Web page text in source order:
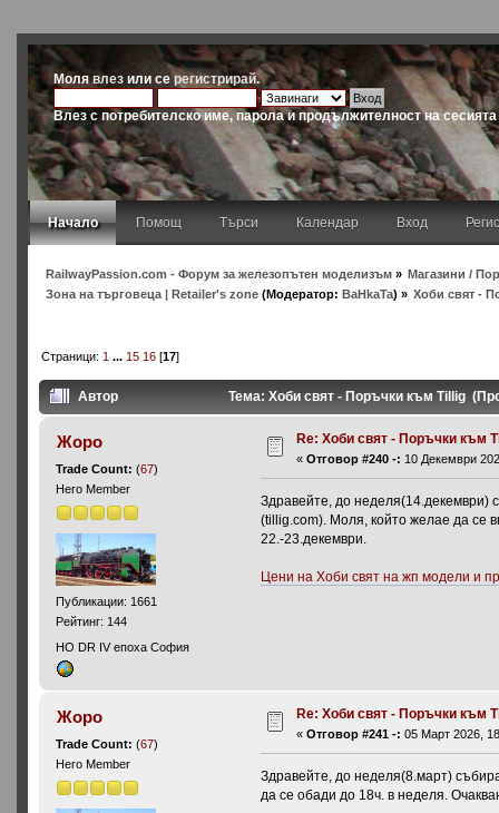
Молявлез или серегистрирай.
Влез с потребителско име, парола и продължителност на сесията
Начало Помощ Търси Календар Вход
RailwayPassion.com - Форум за железопътен моделизъм» Магазини /
Зона на търговеца | Retailer's zone(Модератор: BaHkaTa) » Хоби свят -
Страници: 1 ... 15 16[17]
Автор Тема: Хоби свят - Поръчки към Tillig
Жоро
Trade Count:(67)
Hero Member
Публикации: 1661
Рейтинг: 144
HO DR IV епоха София
Re: Хоби свят - Поръчки към
«Отговор #240 -: 10 Декември
Здравейте, до неделя(14.декември)
(tillig.com). Моля, който желае да се
22.-23.декември.
Цени на Хоби свят на жп модели и
Жоро
Trade Count:(67)
Hero Member
Re: Хоби свят - Поръчки към
«Отговор #241 -: 05 Март 2026,
Здравейте, до неделя(8.март)
да се обади до 18ч. в неделя.